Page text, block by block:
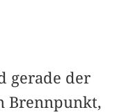
gerade der
Brennpunkt,